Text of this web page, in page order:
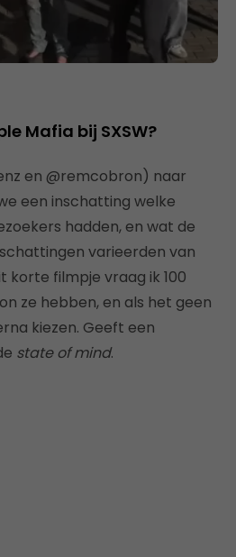
Mafia bij SXSW?
en @remcobron) naar
een inschatting welke
hadden, en wat de
varieerden van
korte filmpje vraag ik 100
ze hebben, en als het geen
kiezen. Geeft een
state of mind.